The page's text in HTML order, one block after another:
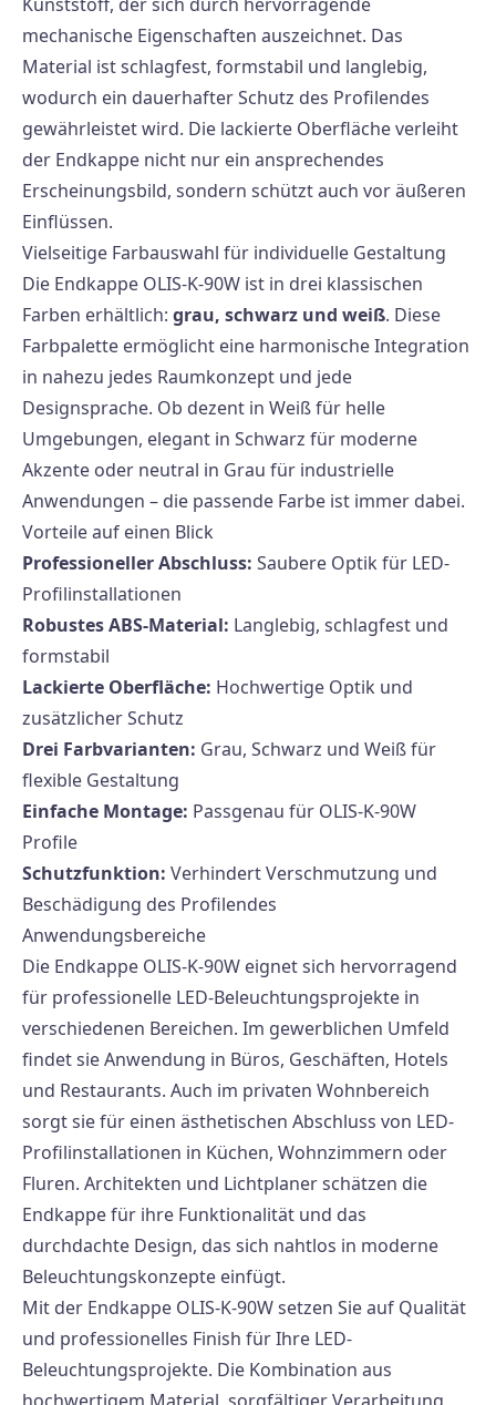
mechanische Eigenschaften auszeichnet. Das
Material ist schlagfest, formstabil und langlebig,
wodurch ein dauerhafter Schutz des Profilendes
gewährleistet wird. Die lackierte Oberfläche verleiht
der Endkappe nicht nur ein ansprechendes
Erscheinungsbild, sondern schützt auch vor äußeren
Einflüssen.
Vielseitige Farbauswahl für individuelle Gestaltung
Die Endkappe OLIS-K-90W ist in drei klassischen
Farben erhältlich: grau, schwarz und weiß. Diese
Farbpalette ermöglicht eine harmonische Integration
in nahezu jedes Raumkonzept und jede
Designsprache. Ob dezent in Weiß für helle
Umgebungen, elegant in Schwarz für moderne
Akzente oder neutral in Grau für industrielle
Anwendungen – die passende Farbe ist immer dabei.
Vorteile auf einen Blick
Professioneller Abschluss: Saubere Optik für LED-
Profilinstallationen
Robustes ABS-Material: Langlebig, schlagfest und
formstabil
Lackierte Oberfläche: Hochwertige Optik und
zusätzlicher Schutz
Drei Farbvarianten: Grau, Schwarz und Weiß für
flexible Gestaltung
Einfache Montage: Passgenau für OLIS-K-90W
Profile
Schutzfunktion: Verhindert Verschmutzung und
Beschädigung des Profilendes
Anwendungsbereiche
Die Endkappe OLIS-K-90W eignet sich hervorragend
für professionelle LED-Beleuchtungsprojekte in
verschiedenen Bereichen. Im gewerblichen Umfeld
findet sie Anwendung in Büros, Geschäften, Hotels
und Restaurants. Auch im privaten Wohnbereich
sorgt sie für einen ästhetischen Abschluss von LED-
Profilinstallationen in Küchen, Wohnzimmern oder
Fluren. Architekten und Lichtplaner schätzen die
Endkappe für ihre Funktionalität und das
durchdachte Design, das sich nahtlos in moderne
Beleuchtungskonzepte einfügt.
Mit der Endkappe OLIS-K-90W setzen Sie auf Qualität
und professionelles Finish für Ihre LED-
Beleuchtungsprojekte. Die Kombination aus